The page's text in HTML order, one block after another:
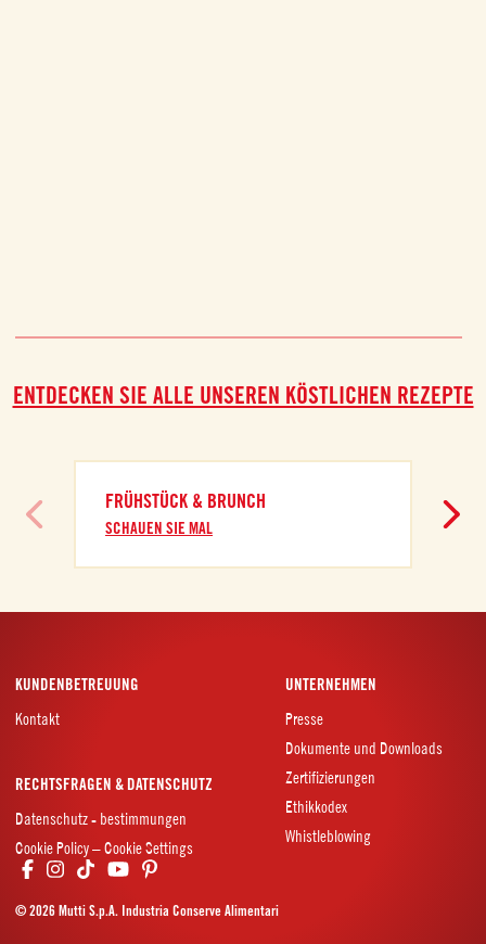
ENTDECKEN SIE ALLE UNSEREN KÖSTLICHEN REZEPTE
FRÜHSTÜCK & BRUNCH
SCHAUEN SIE MAL
KUNDENBETREUUNG
Kontakt
UNTERNEHMEN
Presse
Dokumente und Downloads
Zertifizierungen
Ethikkodex
Whistleblowing
RECHTSFRAGEN & DATENSCHUTZ
Datenschutz - bestimmungen
Cookie Policy – Cookie Settings
© 2026 Mutti S.p.A. Industria Conserve Alimentari